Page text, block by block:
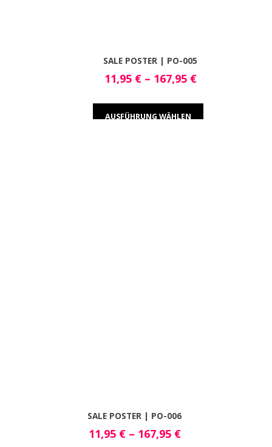
SALE POSTER | PO-005
11,95 €– 167,95 €
AUSFÜHRUNG WÄHLEN
SALE POSTER | PO-006
11,95 €– 167,95 €